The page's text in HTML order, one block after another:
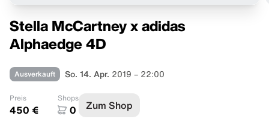
Stella McCartney x adidas
Alphaedge 4D
Ausverkauft So. 14. Apr. 2019 – 22:00
Preis
450 €
Shops
0 Zum Shop